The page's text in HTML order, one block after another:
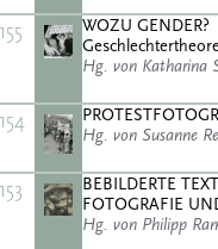
155
WOZU GENDER?
Hg. von Katharina
154
Hg. von Susanne
153
BEBILDERTE
FOTOGRAFIE
Hg. von Philipp